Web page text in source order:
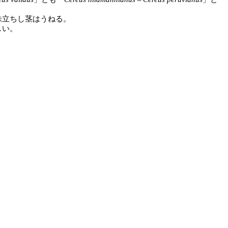
ちし茎はうねる。
。